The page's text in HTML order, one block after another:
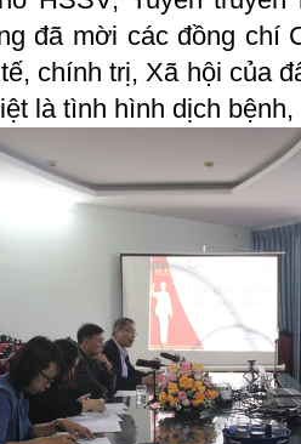
đã mời các đồng chí
chính trị, Xã hội của
là tình hình dịch